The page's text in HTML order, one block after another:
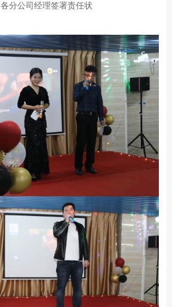
各分公司经理签署责任状